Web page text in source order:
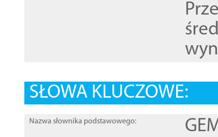
SŁOWA KLUCZOWE:
Nazwa słownika podstawowego: